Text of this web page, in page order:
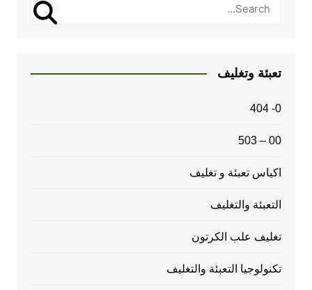
تعبئة وتغليف
0- 404
00 – 503
اكياس تعبئة و تغليف
التعبئة والتغليف
تغليف علب الكرتون
تكنولوجيا التعبئة والتغليف